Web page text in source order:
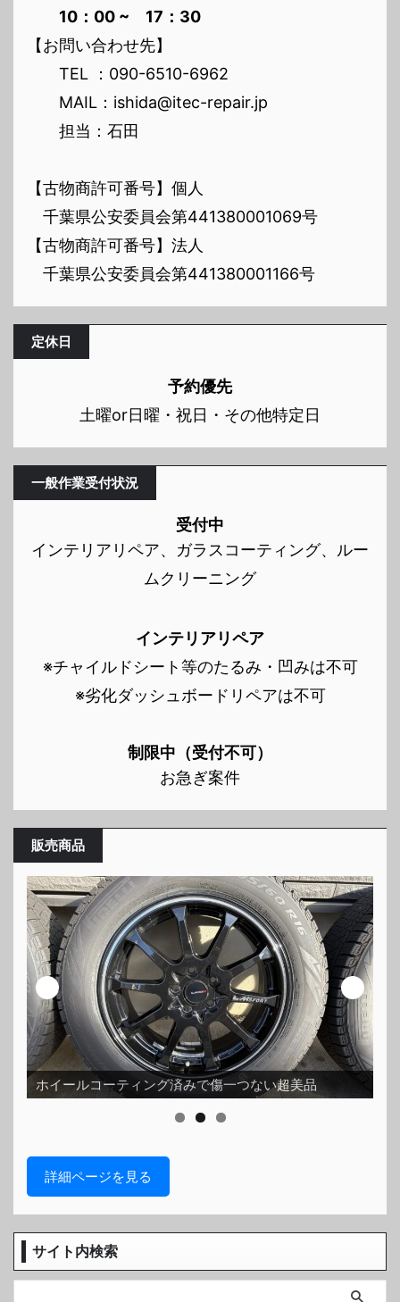
10：00 ~ 17：30
【お問い合わせ先】
TEL ：090-6510-6962
MAIL：ishida@itec-repair.jp
担当：石田
【古物商許可番号】個人
千葉県公安委員会第441380001069号
【古物商許可番号】法人
千葉県公安委員会第441380001166号
定休日
予約優先
土曜or日曜・祝日・その他特定日
一般作業受付状況
受付中
インテリアリペア、ガラスコーティング、ルー
ムクリーニング
インテリアリペア
※チャイルドシート等のたるみ・凹みは不可
※劣化ダッシュボードリペアは不可
制限中（受付不可）
お急ぎ案件
販売商品
ホイールコーティング済みで傷一つない超美品
詳細ページを見る
サイト内検索